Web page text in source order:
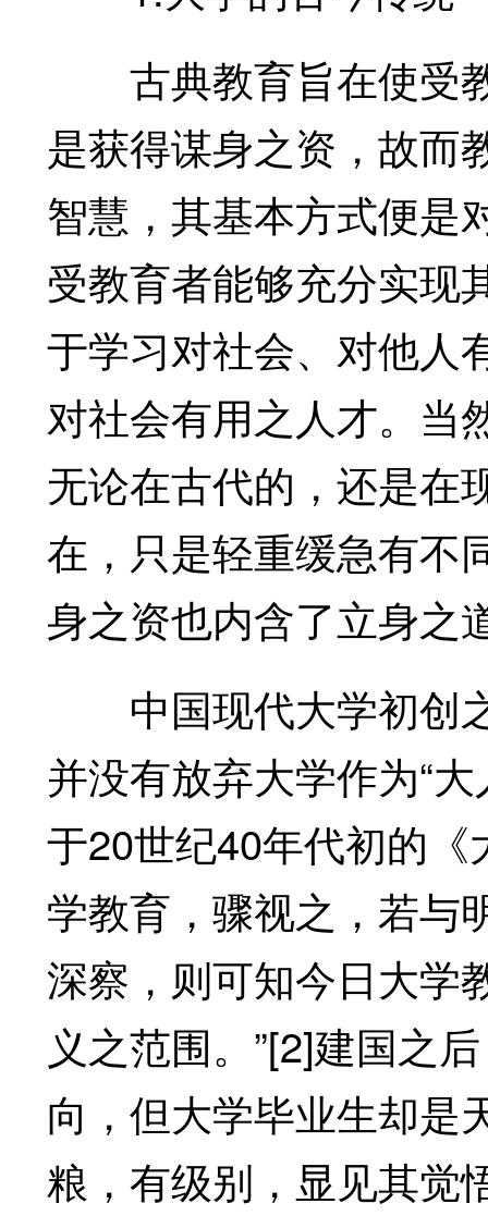
古典教育旨在使受
是获得谋身之资，故而
智慧，其基本方式便是
受教育者能够充分实现
于学习对社会、对他人
对社会有用之人才。当
无论在古代的，还是在
在，只是轻重缓急有不
身之资也内含了立身之
中国现代大学初创
并没有放弃大学作为“
于20世纪40年代初的《
学教育，骤视之，若与
深察，则可知今日大学
义之范围。”[2]建国之
向，但大学毕业生却是
粮，有级别，显见其觉